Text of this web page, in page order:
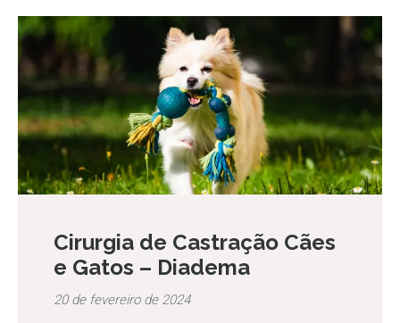
Cirurgia de Castração Cães
e Gatos – Diadema
20 de fevereiro de 2024